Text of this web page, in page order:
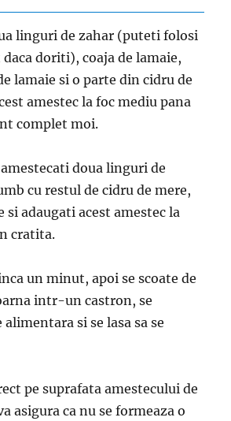
linguri de zahar (puteti folosi
doriti), coaja de lamaie,
lamaie si o parte din cidru de
amestec la foc mediu pana
complet moi.
doua linguri de
cu restul de cidru de mere,
si adaugati acest amestec la
cratita.
un minut, apoi se scoate de
intr-un castron, se
alimentara si se lasa sa se
pe suprafata amestecului de
asigura ca nu se formeaza o